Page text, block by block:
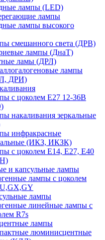
лампы (LED)
лампы
лампы высокого
смешанного света (ДРВ)
лампы (ДнаТ)
ламы (ДРЛ)
лампы
ДРИ)
с цоколем Е27 12-36В
накаливания зеркальные
инфракрасные
(ИКЗ, ИКЗК)
с цоколем Е14, Е27, Е40
и капсульные лампы
лампы с цоколем
лампы
линейные лампы с
R7s
лампы
люминисцентные